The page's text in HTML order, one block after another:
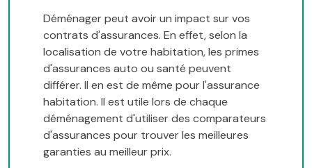
Déménager peut avoir un impact sur vos
contrats d'assurances. En effet, selon la
localisation de votre habitation, les primes
d'assurances auto ou santé peuvent
différer. Il en est de même pour l'assurance
habitation. Il est utile lors de chaque
déménagement d'utiliser des comparateurs
d'assurances pour trouver les meilleures
garanties au meilleur prix.